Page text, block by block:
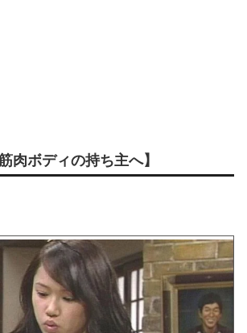
肉ボディの持ち主へ】